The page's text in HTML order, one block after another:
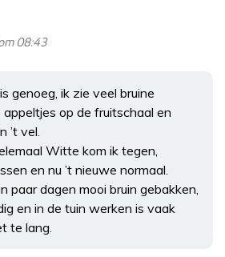
08:43
genoeg, ik zie veel bruine
op de fruitschaal en
’t vel.
Witte kom ik tegen,
en nu ’t nieuwe normaal.
paar dagen mooi bruin gebakken,
en in de tuin werken is vaak
te lang.